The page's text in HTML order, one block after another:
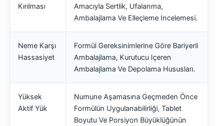
Kırılması
Amacıyla Sertlik, Ufalanma,
Ambalajlama Ve Elleçleme Incelemesi.
Neme Karşı
Hassasiyet
Formül Gereksinimlerine Göre Bariyerli
Ambalajlama, Kurutucu Içeren
Ambalajlama Ve Depolama Hususları.
Yüksek
Aktif Yük
Numune Aşamasına Geçmeden Önce
Formülün Uygulanabilirliği, Tablet
Boyutu Ve Porsiyon Büyüklüğünün